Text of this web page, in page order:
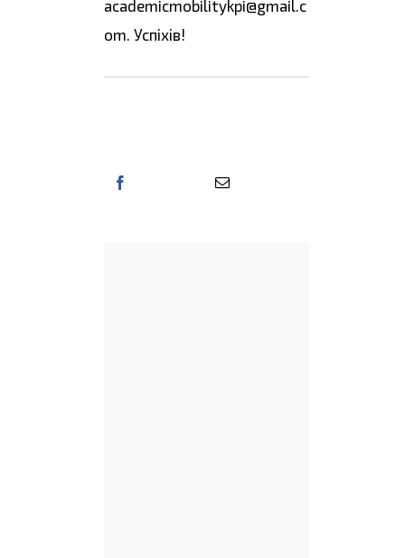
academicmobilitykpi@gmail.c
om. Успіхів!